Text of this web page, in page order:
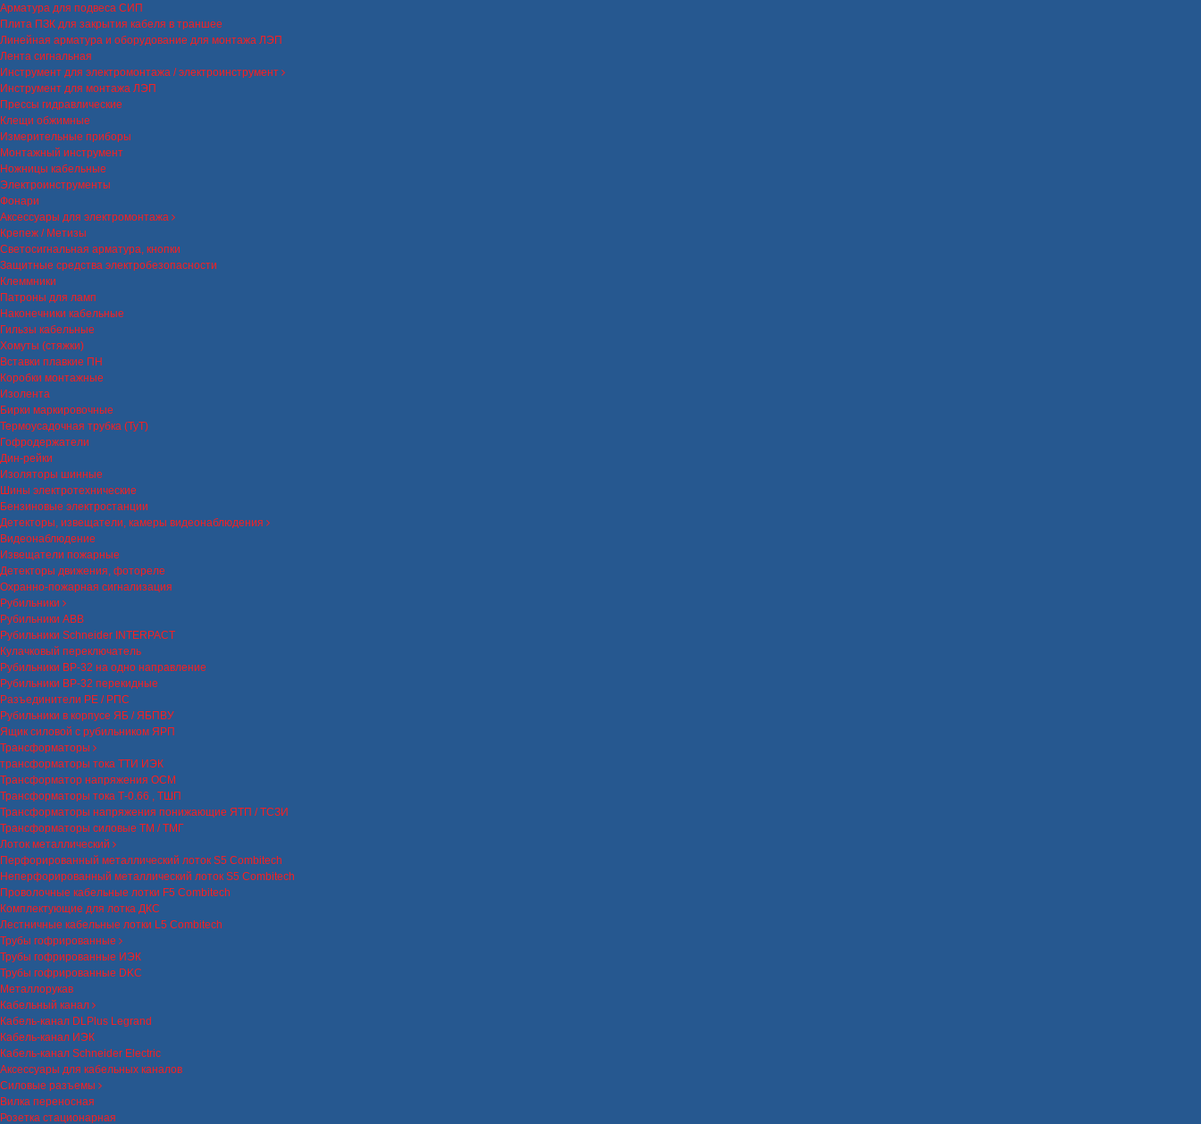
Арматура для подвеса СИП
Плита ПЗК для закрытия кабеля в траншее
Линейная арматура и оборудование для монтажа ЛЭП
Лента сигнальная
Инструмент для электромонтажа / электроинструмент
Инструмент для монтажа ЛЭП
Прессы гидравлические
Клещи обжимные
Измерительные приборы
Монтажный инструмент
Ножницы кабельные
Электроинструменты
Фонари
Аксессуары для электромонтажа
Крепеж / Метизы
Светосигнальная арматура, кнопки
Защитные средства электробезопасности
Клеммники
Патроны для ламп
Наконечники кабельные
Гильзы кабельные
Хомуты (стяжки)
Вставки плавкие ПН
Коробки монтажные
Изолента
Бирки маркировочные
Термоусадочная трубка (ТуТ)
Гофродержатели
Дин-рейки
Изоляторы шинные
Шины электротехнические
Бензиновые электростанции
Детекторы, извещатели, камеры видеонаблюдения
Видеонаблюдение
Извещатели пожарные
Детекторы движения, фотореле
Охранно-пожарная сигнализация
Рубильники
Рубильники ABB
Рубильники Schneider INTERPACT
Кулачковый переключатель
Рубильники ВР-32 на одно направление
Рубильники ВР-32 перекидные
Разъединители РЕ / РПС
Рубильники в корпусе ЯБ / ЯБПВУ
Ящик силовой с рубильником ЯРП
Трансформаторы
трансформаторы тока ТТИ ИЭК
Трансформатор напряжения ОСМ
Трансформаторы тока Т-0.66 , ТШП
Трансформаторы напряжения понижающие ЯТП / ТСЗИ
Трансформаторы силовые ТМ / ТМГ
Лоток металлический
Перфорированный металлический лоток S5 Combitech
Неперфорированный металлический лоток S5 Combitech
Проволочные кабельные лотки F5 Combitech
Комплектующие для лотка ДКС
Лестничные кабельные лотки L5 Combitech
Трубы гофрированные
Трубы гофрированные ИЭК
Трубы гофрированные DKC
Металлорукав
Кабельный канал
Кабель-канал DLPlus Legrand
Кабель-канал ИЭК
Кабель-канал Schneider Electric
Аксессуары для кабельных каналов
Силовые разъемы
Вилка переносная
Розетка стационарная